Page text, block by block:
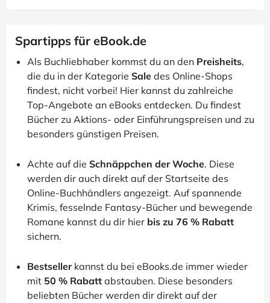
Spartipps für eBook.de
Als Buchliebhaber kommst du an den Preisheits,
die du in der Kategorie Sale des Online-Shops
findest, nicht vorbei! Hier kannst du zahlreiche
Top-Angebote an eBooks entdecken. Du findest
Bücher zu Aktions- oder Einführungspreisen und zu
besonders günstigen Preisen.
Achte auf die Schnäppchen der Woche. Diese
werden dir auch direkt auf der Startseite des
Online-Buchhändlers angezeigt. Auf spannende
Krimis, fesselnde Fantasy-Bücher und bewegende
Romane kannst du dir hier bis zu 76 % Rabatt
sichern.
Bestsellerkannst du bei eBooks.de immer wieder
mit 50 % Rabatt abstauben. Diese besonders
beliebten Bücher werden dir direkt auf der